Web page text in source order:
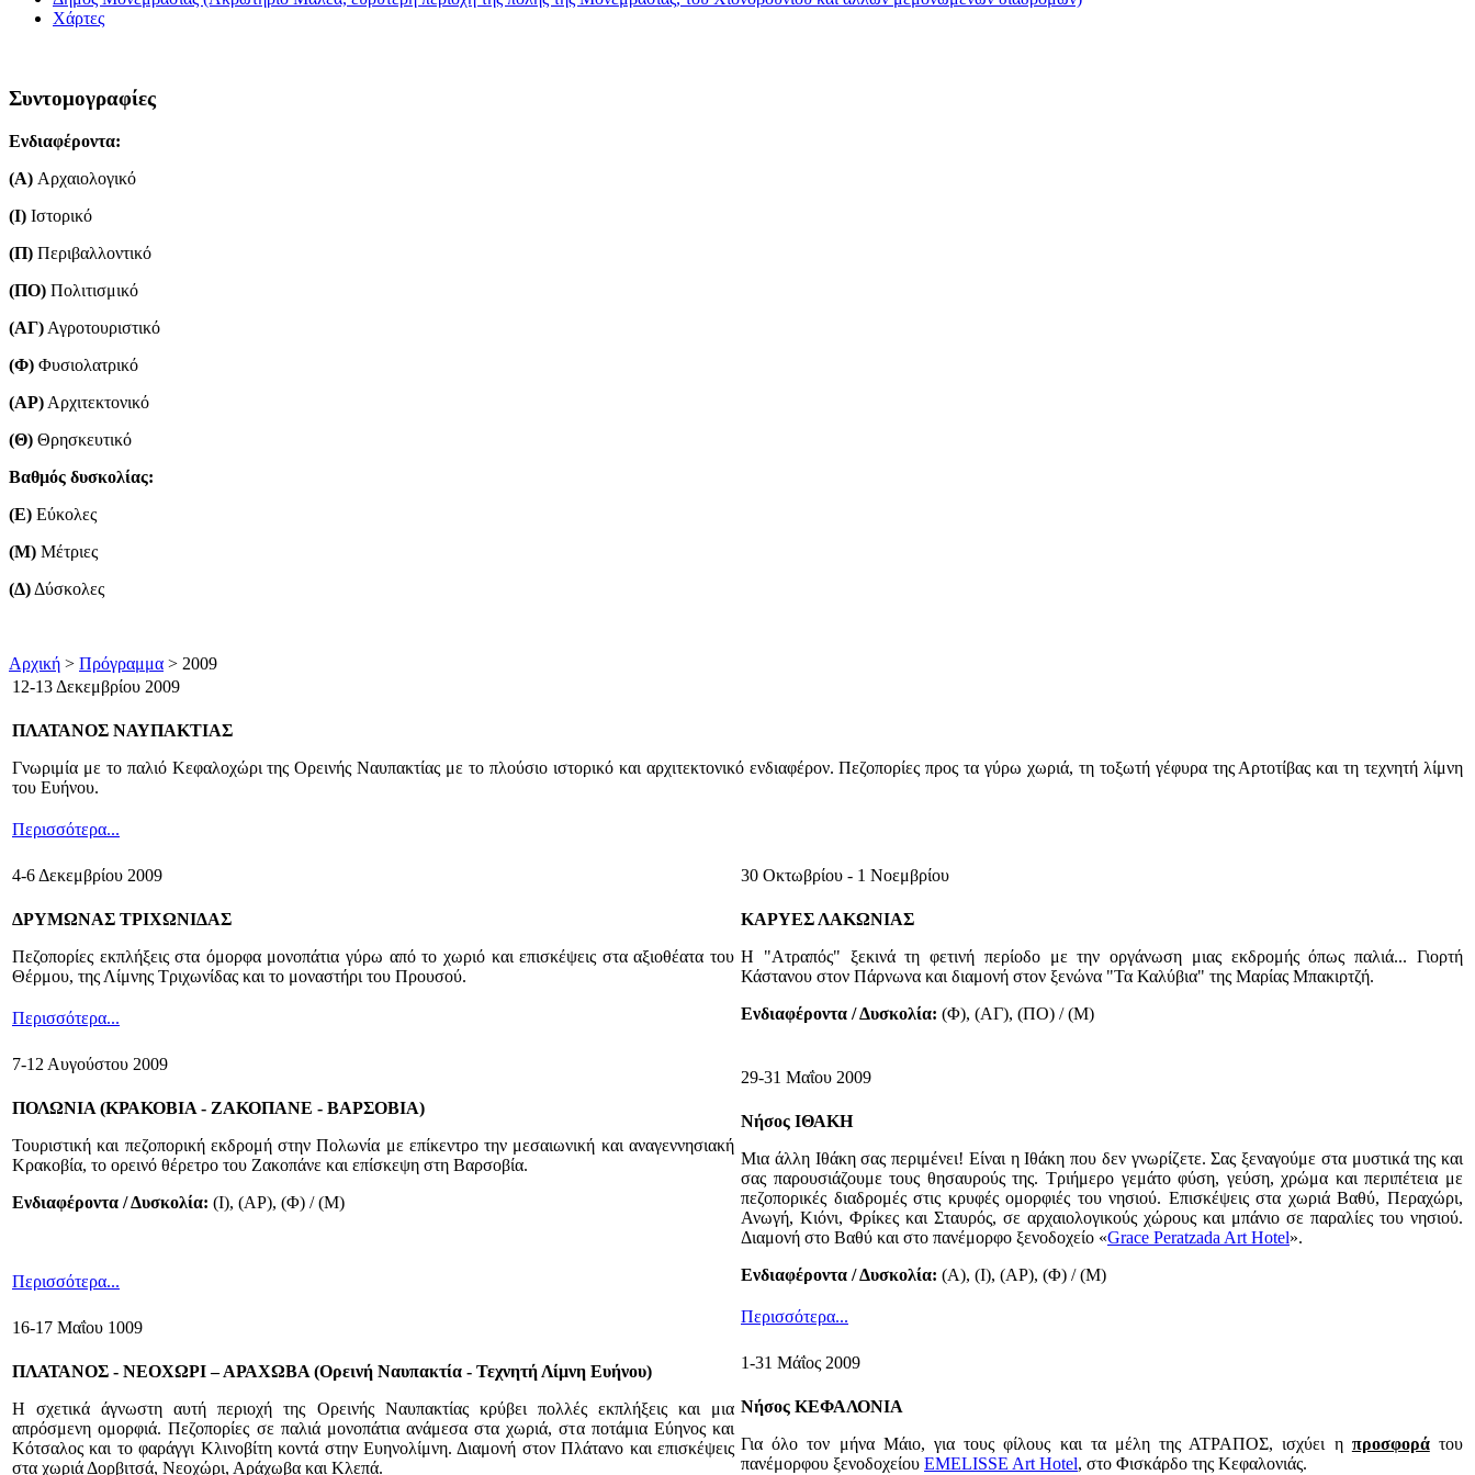
Χάρτες
Συντομογραφίες
Ενδιαφέροντα:
(Α) Aρχαιολογικό
(Ι) Ιστορικό
(Π) Περιβαλλοντικό
(ΠΟ) Πολιτισμικό
(ΑΓ) Αγροτουριστικό
(Φ) Φυσιολατρικό
(ΑΡ) Αρχιτεκτονικό
(Θ) Θρησκευτικό
Βαθμός δυσκολίας:
(Ε) Εύκολες
(Μ) Μέτριες
(Δ) Δύσκολες
Αρχική > Πρόγραμμα > 2009
12-13 Δεκεμβρίου 2009
ΠΛΑΤΑΝΟΣ ΝΑΥΠΑΚΤΙΑΣ
Γνωριμία με το παλιό Κεφαλοχώρι της Ορεινής Ναυπακτίας με το πλούσιο ιστορικό και αρχιτεκτονικό ενδιαφέρον. Πεζοπορίες προς τα γύρω χωριά, τη τοξωτή γέφυρα της Αρτοτίβας και τη τεχνητή λίμνη
του Ευήνου.
Περισσότερα...
4-6 Δεκεμβρίου 2009
ΔΡΥΜΩΝΑΣ ΤΡΙΧΩΝΙΔΑΣ
Πεζοπορίες εκπλήξεις στα όμορφα μονοπάτια γύρω από το χωριό και επισκέψεις στα αξιοθέατα του
Θέρμου, της Λίμνης Τριχωνίδας και το μοναστήρι του Προυσού.
Περισσότερα...
7-12 Αυγούστου 2009
ΠΟΛΩΝΙΑ (ΚΡΑΚΟΒΙΑ - ΖΑΚΟΠΑΝΕ - ΒΑΡΣΟΒΙΑ)
Τουριστική και πεζοπορική εκδρομή στην Πολωνία με επίκεντρο την μεσαιωνική και αναγεννησιακή
Κρακοβία, το ορεινό θέρετρο του Ζακοπάνε και επίσκεψη στη Βαρσοβία.
Ενδιαφέροντα / Δυσκολία: (Ι), (ΑΡ), (Φ) / (Μ)
Περισσότερα...
16-17 Μαΐου 1009
ΠΛΑΤΑΝΟΣ - ΝΕΟΧΩΡΙ – ΑΡΑΧΩΒΑ (Ορεινή Ναυπακτία - Τεχνητή Λίμνη Ευήνου)
Η σχετικά άγνωστη αυτή περιοχή της Ορεινής Ναυπακτίας κρύβει πολλές εκπλήξεις και μια
απρόσμενη ομορφιά. Πεζοπορίες σε παλιά μονοπάτια ανάμεσα στα χωριά, στα ποτάμια Εύηνος και
Κότσαλος και το φαράγγι Κλινοβίτη κοντά στην Ευηνολίμνη. Διαμονή στον Πλάτανο και επισκέψεις
στα χωριά Δορβιτσά, Νεοχώρι, Αράχωβα και Κλεπά.
30 Οκτωβρίου - 1 Νοεμβρίου
ΚΑΡΥΕΣ ΛΑΚΩΝΙΑΣ
Η "Ατραπός" ξεκινά τη φετινή περίοδο με την οργάνωση μιας εκδρομής όπως παλιά... Γιορτή
Κάστανου στον Πάρνωνα και διαμονή στον ξενώνα "Τα Καλύβια" της Μαρίας Μπακιρτζή.
Ενδιαφέροντα / Δυσκολία: (Φ), (ΑΓ), (ΠΟ) / (Μ)
29-31 Μαΐου 2009
Νήσος ΙΘΑΚΗ
Μια άλλη Ιθάκη σας περιμένει! Είναι η Ιθάκη που δεν γνωρίζετε. Σας ξεναγούμε στα μυστικά της και
σας παρουσιάζουμε τους θησαυρούς της. Τριήμερο γεμάτο φύση, γεύση, χρώμα και περιπέτεια με
πεζοπορικές διαδρομές στις κρυφές ομορφιές του νησιού. Επισκέψεις στα χωριά Βαθύ, Περαχώρι,
Ανωγή, Κιόνι, Φρίκες και Σταυρός, σε αρχαιολογικούς χώρους και μπάνιο σε παραλίες του νησιού.
Διαμονή στο Βαθύ και στο πανέμορφο ξενοδοχείο «Grace Peratzada Art Hotel».
Ενδιαφέροντα / Δυσκολία: (Α), (Ι), (ΑΡ), (Φ) / (Μ)
Περισσότερα...
1-31 Μάΐος 2009
Νήσος ΚΕΦΑΛΟΝΙΑ
Για όλο τον μήνα Μάιο, για τους φίλους και τα μέλη της ΑΤΡΑΠΟΣ, ισχύει η προσφοράτου
πανέμορφου ξενοδοχείου EMELISSE Art Hotel, στο Φισκάρδο της Κεφαλονιάς.